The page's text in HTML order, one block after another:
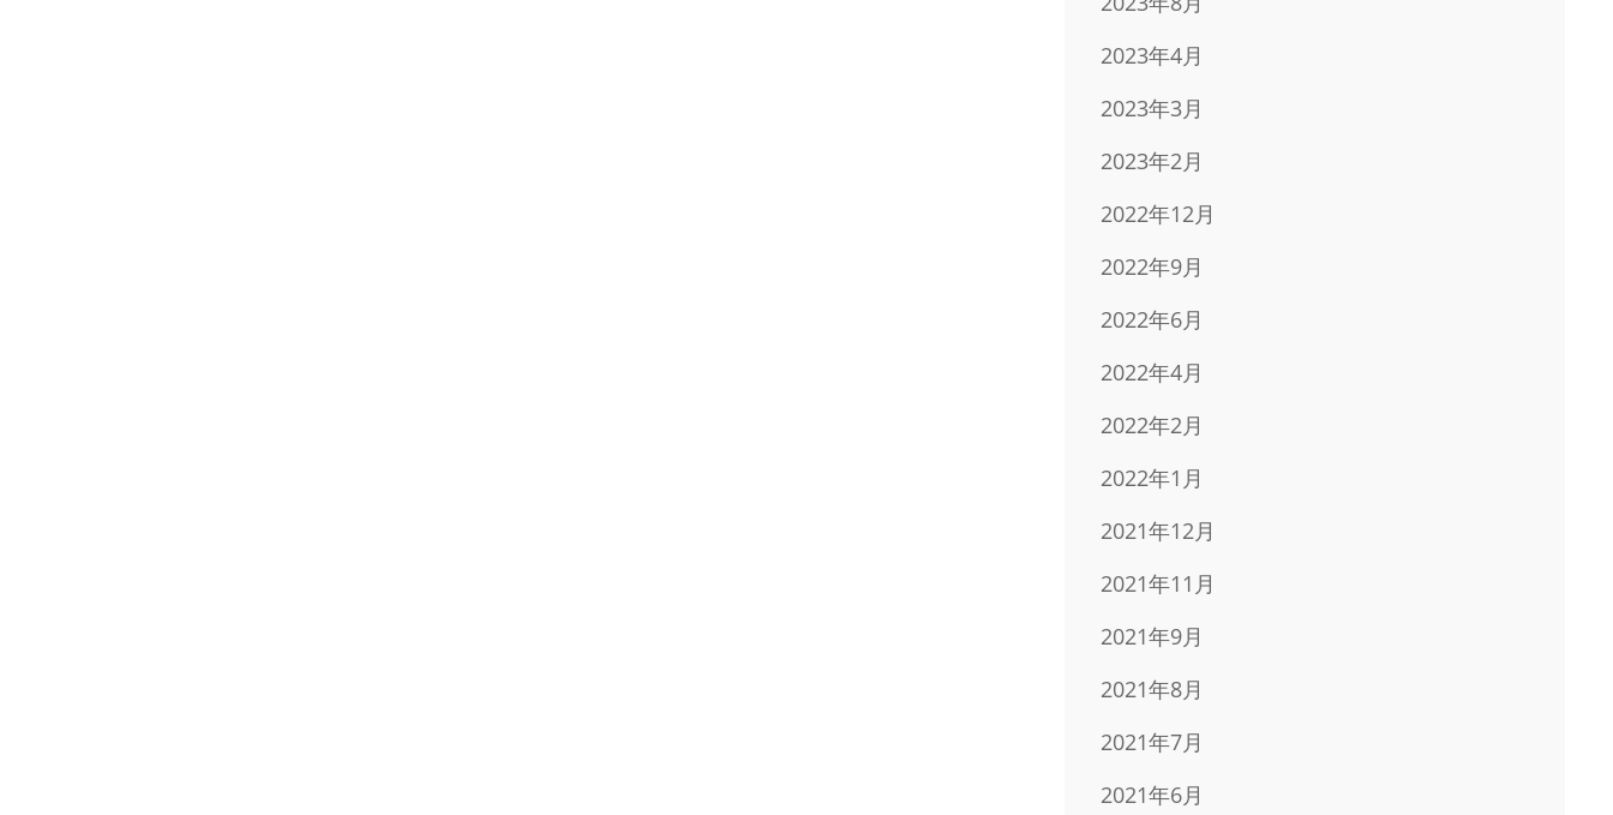
2023年4月
2023年3月
2023年2月
2022年12月
2022年9月
2022年6月
2022年4月
2022年2月
2022年1月
2021年12月
2021年11月
2021年9月
2021年8月
2021年7月
2021年6月